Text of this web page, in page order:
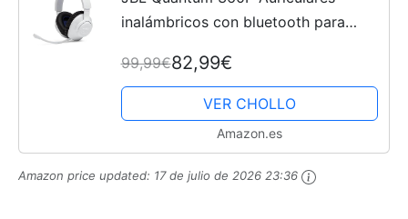
inalámbricos con bluetooth para
cancelación activa del ruido,
QuantumSOUND Signature, 22...
99,99€82,99€
VER CHOLLO
Amazon.es
Amazon price updated: 17 de julio de 2026 23:36